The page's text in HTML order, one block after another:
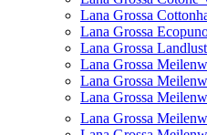
Lana Grossa
Lana Grossa
Lana Grossa
Lana Grossa
Lana Grossa
Lana Grossa
Lana Grossa